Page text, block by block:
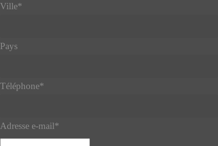
Ville*
Pays
Téléphone*
Adresse e-mail*